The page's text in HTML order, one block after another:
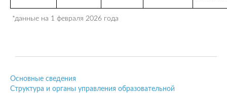
*данные на 1 февраля 2026 года
Основные сведения
Структура и органы управления образовательной